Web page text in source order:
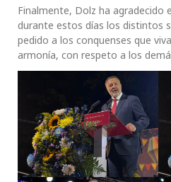
Finalmente, Dolz ha agradecido
durante estos días los distintos
pedido a los conquenses que
armonía, con respeto a los